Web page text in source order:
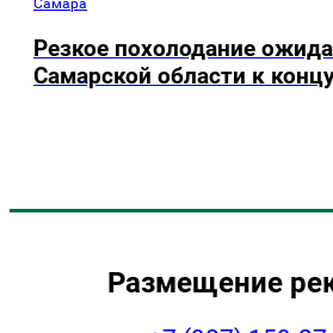
Самара
Резкое похолодание
Самарской области к
Размещение